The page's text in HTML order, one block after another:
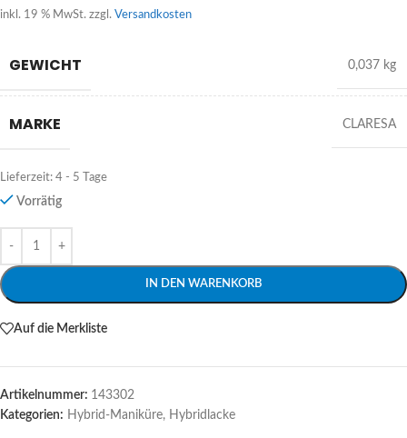
inkl. 19 % MwSt. zzgl. Versandkosten
GEWICHT 0,037 kg
MARKE CLARESA
Lieferzeit: 4 - 5 Tage
Vorrätig
IN DEN WARENKORB
Alternative:
Auf die Merkliste
Artikelnummer: 143302
Kategorien: Hybrid-Maniküre, Hybridlacke